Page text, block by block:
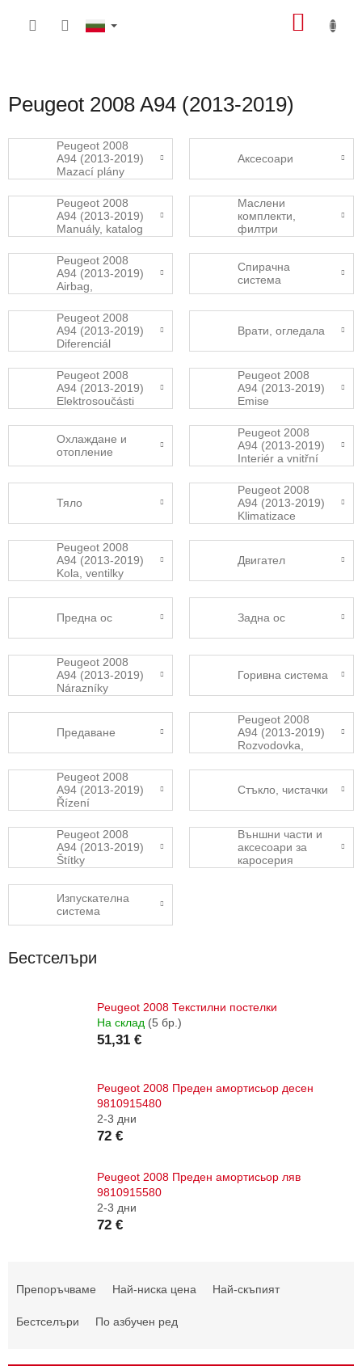
Peugeot 2008 A94 (2013-2019)
Peugeot 2008
A94 (2013-2019)
Mazací plány
Аксесоари
Peugeot 2008
A94 (2013-2019)
Manuály, katalog
Маслени
комплекти,
филтри
Peugeot 2008
A94 (2013-2019)
Airbag,
pásy
Спирачна
система
Peugeot 2008
A94 (2013-2019)
Diferenciál
Врати, огледала
Peugeot 2008
A94 (2013-2019)
Elektrosoučásti
Peugeot 2008
A94 (2013-2019)
Emise
Охлаждане и
отопление
Peugeot 2008
A94 (2013-2019)
Interiér a vnitřní
Тяло
Peugeot 2008
A94 (2013-2019)
Klimatizace
Peugeot 2008
A94 (2013-2019)
Kola, ventilky
Двигател
Предна ос Задна ос
Peugeot 2008
A94 (2013-2019)
Nárazníky
Горивна система
Предаване
Peugeot 2008
A94 (2013-2019)
Rozvodovka,
převodovka
Peugeot 2008
A94 (2013-2019)
Řízení
Стъкло, чистачки
Peugeot 2008
A94 (2013-2019)
Štítky
Външни части и
аксесоари за
каросерия
Изпускателна
система
Бестселъри
Peugeot 2008 Текстилни постелки
На склад (5 бр.)
51,31 €
Peugeot 2008 Преден амортисьор десен
9810915480
2-3 дни
72 €
Peugeot 2008 Преден амортисьор ляв
9810915580
2-3 дни
72 €
Препоръчваме Най-ниска цена Най-скъпият
Бестселъри По азбучен ред